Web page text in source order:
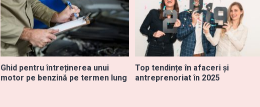
Ghid pentru întreținerea unui
motor pe benzină pe termen lung
Top tendințe în afaceri și
antreprenoriat în 2025